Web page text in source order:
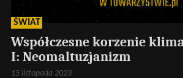
ŚWIAT
Współczesne korzenie
I: Neomaltuzjanizm
15 listopada 2023